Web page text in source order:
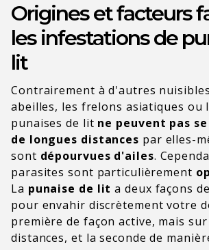
Origines et facteurs
les infestations de
lit
Contrairement à d'autres
abeilles, les frelons asiatiques ou
punaises de lit ne peuvent pas
de longues distances par elles-
sont dépourvues d'ailes.
parasites sont particulièrement
La punaise de lit a deux façons
pour envahir discrètement votre
première de façon active, mais
distances, et la seconde de